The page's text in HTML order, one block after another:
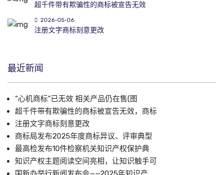
超千件带有欺骗性的商标被宣告无效
2026-05-06
注册文字商标刻意更改
最近新闻
“心机商标”已无效 相关产品仍在售(图
超千件带有欺骗性的商标被宣告无效，商标
注册文字商标刻意更改
商标局发布2025年度商标异议、评审典型
最高检发布10件检察机关知识产权保护典
知识产权主题阅读空间亮相，让知识触手可